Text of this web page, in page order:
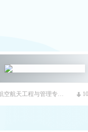
航空航天工程与管理专业简历模板